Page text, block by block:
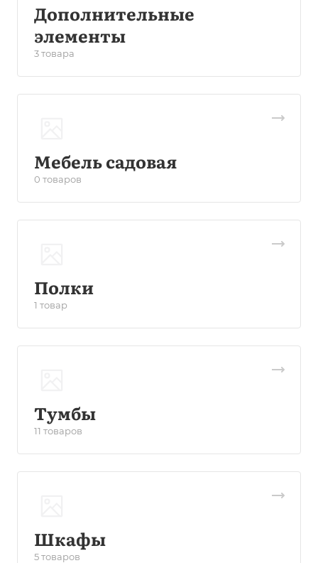
Дополнительные
элементы
3 товара
Мебель садовая
0 товаров
Полки
1 товар
Тумбы
11 товаров
Шкафы
5 товаров